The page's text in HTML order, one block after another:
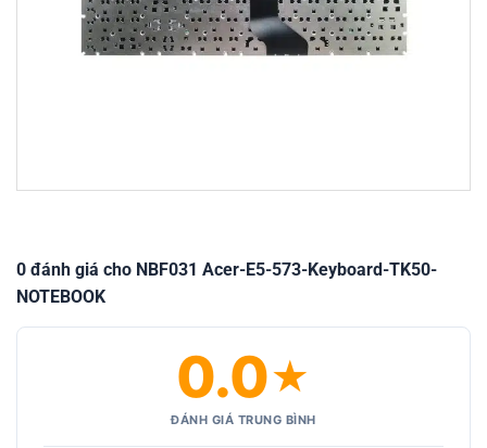
0 đánh giá cho NBF031 Acer-E5-573-Keyboard-TK50-
NOTEBOOK
0.0★
ĐÁNH GIÁ TRUNG BÌNH